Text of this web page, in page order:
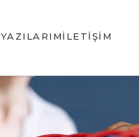
YAZILARIMİLETIŞIM